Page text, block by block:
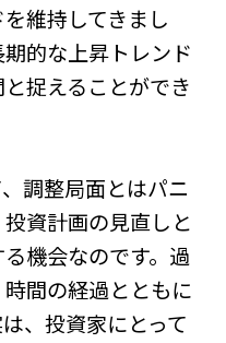
維持してきまし
的な上昇トレンド
捉えることができ
調整局面とはパニ
資計画の見直しと
機会なのです。過
間の経過とともに
、投資家にとって